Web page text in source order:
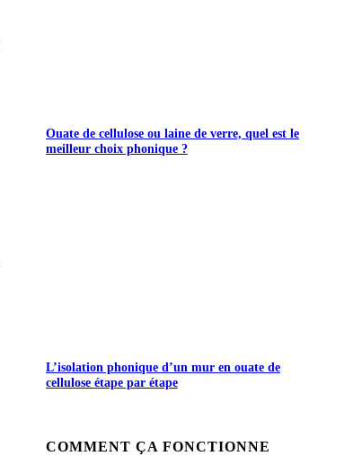
Ouate de cellulose ou laine de verre, quel est le
meilleur choix phonique ?
L’isolation phonique d’un mur en ouate de
cellulose étape par étape
COMMENT ÇA FONCTIONNE